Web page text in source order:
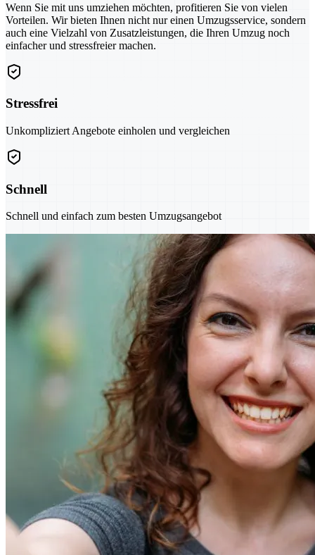
Wenn Sie mit uns umziehen möchten, profitieren Sie von vielen
Vorteilen. Wir bieten Ihnen nicht nur einen Umzugsservice, sondern
auch eine Vielzahl von Zusatzleistungen, die Ihren Umzug noch
einfacher und stressfreier machen.
Stressfrei
Unkompliziert Angebote einholen und vergleichen
Schnell
Schnell und einfach zum besten Umzugsangebot